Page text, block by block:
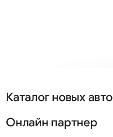
Каталог новых авто
Онлайн партнер